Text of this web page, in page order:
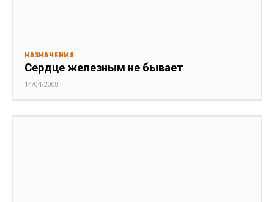
НАЗНАЧЕНИЯ
Сердце железным не бывает
14/04/2008